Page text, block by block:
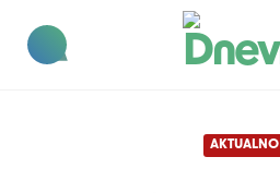
Dnevnik.in
AKTUALNO